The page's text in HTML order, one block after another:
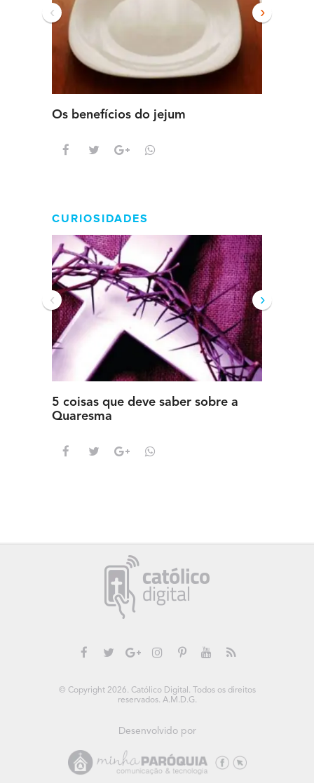
Os benefícios do jejum
‹ ›
CURIOSIDADES
5 coisas que deve saber sobre a
Quaresma
‹ ›
© Copyright 2026. Católico Digital. Todos os direitos
reservados. A.M.D.G.
Desenvolvido por